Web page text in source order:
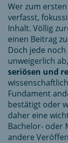
Wer zum
verfasst,
Inhalt. Völlig
einen Beitrag
Doch jede
unweigerlich
seriösen und
Fundament
bestätigt oder
daher eine
Bachelor- oder
andere